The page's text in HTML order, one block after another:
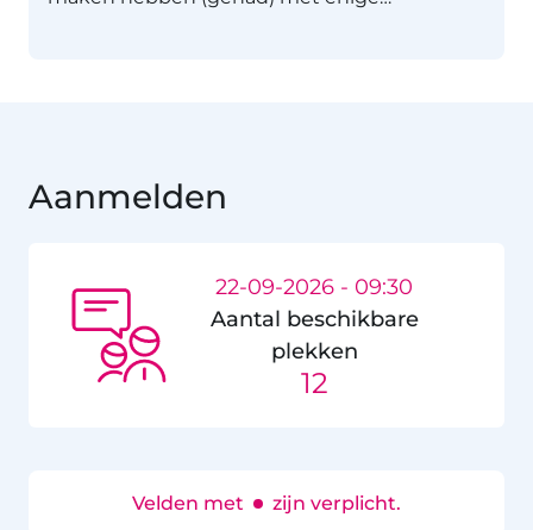
Aanmelden
22-09-2026 - 09:30
Aantal beschikbare
plekken
12
Velden met zijn verplicht.